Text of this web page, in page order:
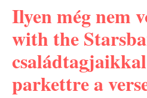
Ilyen még nem
with the
parkettre a